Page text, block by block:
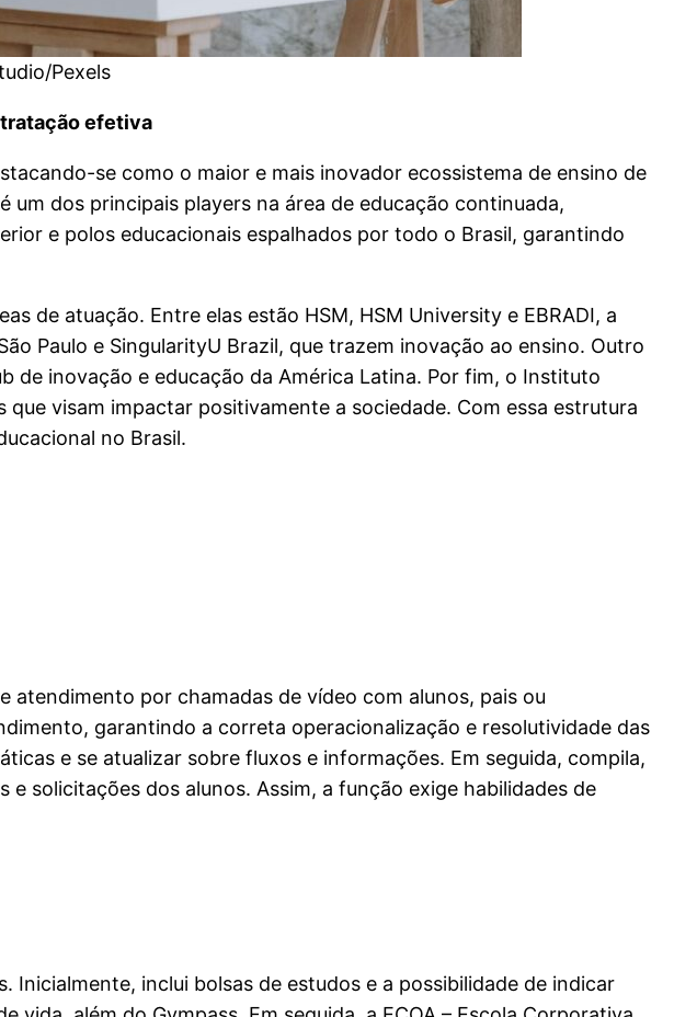
Pexels
efetiva
se como o maior e mais inovador ecossistema de ensino de
dos principais players na área de educação continuada,
e polos educacionais espalhados por todo o Brasil, garantindo
de atuação. Entre elas estão HSM, HSM University e EBRADI, a
Paulo e SingularityU Brazil, que trazem inovação ao ensino. Outro
de inovação e educação da América Latina. Por fim, o Instituto
visam impactar positivamente a sociedade. Com essa estrutura
no Brasil.
atendimento por chamadas de vídeo com alunos, pais ou
garantindo a correta operacionalização e resolutividade das
e se atualizar sobre fluxos e informações. Em seguida, compila,
solicitações dos alunos. Assim, a função exige habilidades de
Inicialmente, inclui bolsas de estudos e a possibilidade de indicar